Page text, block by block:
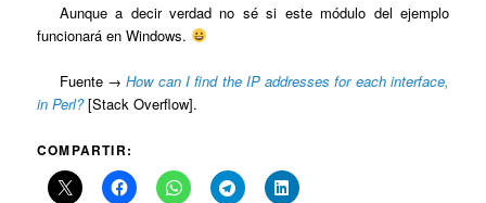
Aunque a decir verdad no sé si este módulo del ejemplo
funcionará en Windows.
Fuente →How can I find the IP addresses for each interface,
in Perl?[Stack Overflow].
COMPARTIR: